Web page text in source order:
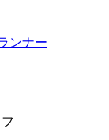
ンナー